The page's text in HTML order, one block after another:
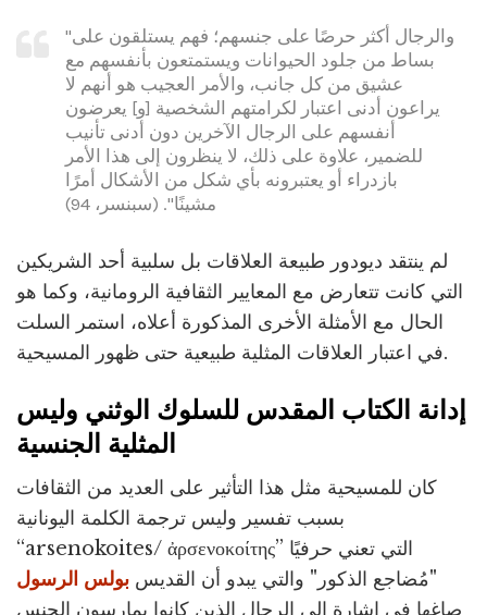
"والرجال أكثر حرصًا على جنسهم؛ فهم يستلقون على
بساط من جلود الحيوانات ويستمتعون بأنفسهم مع
عشيق من كل جانب، والأمر العجيب هو أنهم لا
يراعون أدنى اعتبار لكرامتهم الشخصية [و] يعرضون
أنفسهم على الرجال الآخرين دون أدنى تأنيب
للضمير، علاوة على ذلك، لا ينظرون إلى هذا الأمر
بازدراء أو يعتبرونه بأي شكل من الأشكال أمرًا
مشينًا". (سبنسر، 94)
لم ينتقد ديودور طبيعة العلاقات بل سلبية أحد الشريكين
التي كانت تتعارض مع المعايير الثقافية الرومانية، وكما هو
الحال مع الأمثلة الأخرى المذكورة أعلاه، استمر السلت
في اعتبار العلاقات المثلية طبيعية حتى ظهور المسيحية.
إدانة الكتاب المقدس للسلوك الوثني وليس
المثلية الجنسية
كان للمسيحية مثل هذا التأثير على العديد من الثقافات
بسبب تفسير وليس ترجمة الكلمة اليونانية
“arsenokoites/ ἀρσενοκοίτης” التي تعني حرفيًا
"مُضاجع الذكور" والتي يبدو أن القديس بولس الرسول
صاغها في إشارة إلى الرجال الذين كانوا يمارسون الجنس